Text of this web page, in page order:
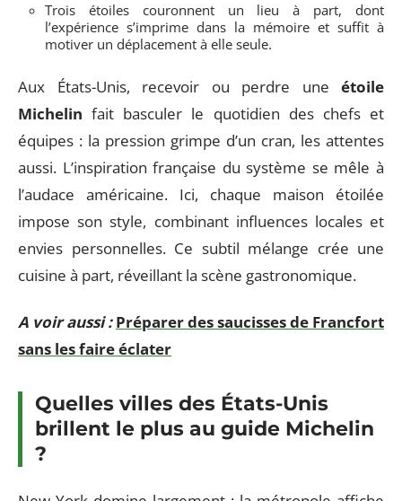
Trois étoiles couronnent un lieu à part, dont
l’expérience s’imprime dans la mémoire et suffit à
motiver un déplacement à elle seule.
Aux États-Unis, recevoir ou perdre une étoile
Michelin fait basculer le quotidien des chefs et
équipes : la pression grimpe d’un cran, les attentes
aussi. L’inspiration française du système se mêle à
l’audace américaine. Ici, chaque maison étoilée
impose son style, combinant influences locales et
envies personnelles. Ce subtil mélange crée une
cuisine à part, réveillant la scène gastronomique.
A voir aussi : Préparer des saucisses de Francfort
sans les faire éclater
Quelles villes des États-Unis
brillent le plus au guide Michelin
?